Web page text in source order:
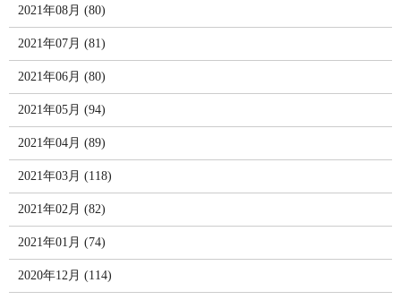
2021年08月 (80)
2021年07月 (81)
2021年06月 (80)
2021年05月 (94)
2021年04月 (89)
2021年03月 (118)
2021年02月 (82)
2021年01月 (74)
2020年12月 (114)